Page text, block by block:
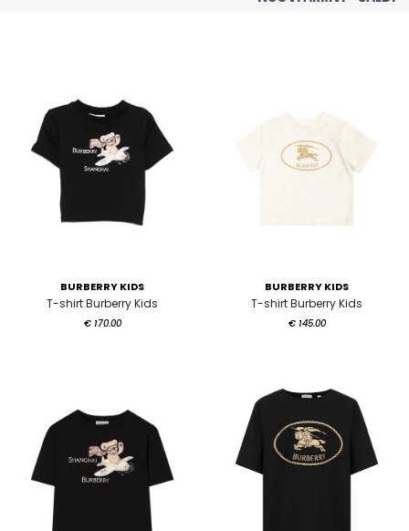
BURBERRY KIDS
T-shirt Burberry Kids
€ 170.00
BURBERRY KIDS
T-shirt Burberry Kids
€ 145.00